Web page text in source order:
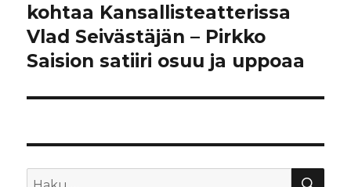
artikkeli:
kohtaa Kansallisteatterissa
Vlad Seivästäjän – Pirkko
Saision satiiri osuu ja uppoaa
Etsi: